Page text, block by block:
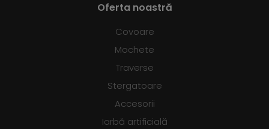
Oferta noastră
Covoare
Mochete
Traverse
Stergatoare
Accesorii
Iarbă artificială